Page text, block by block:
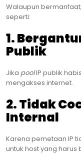
Walaupun
seperti:
1.
Publik
Jika poolIP publik
mengakses internet.
2. Tidak
Internal
Karena pemetaan IP
untuk host yang harus